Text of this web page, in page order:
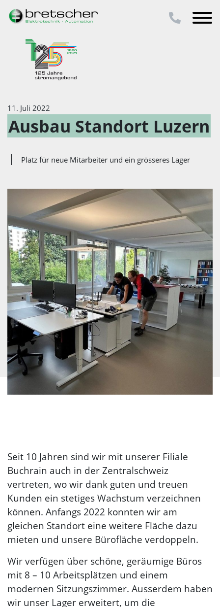
11. Juli 2022
Ausbau Standort Luzern
Platz für neue Mitarbeiter und ein grösseres Lager
Seit 10 Jahren sind wir mit unserer Filiale
Buchrain auch in der Zentralschweiz
vertreten, wo wir dank guten und treuen
Kunden ein stetiges Wachstum verzeichnen
können. Anfangs 2022 konnten wir am
gleichen Standort eine weitere Fläche dazu
mieten und unsere Bürofläche verdoppeln.
Wir verfügen über schöne, geräumige Büros
mit 8 – 10 Arbeitsplätzen und einem
modernen Sitzungszimmer. Ausserdem haben
wir unser Lager erweitert, um die